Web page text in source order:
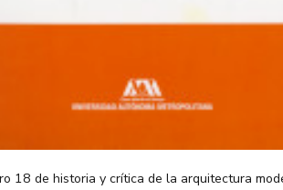
18 de historia y crítica de la arquitectura